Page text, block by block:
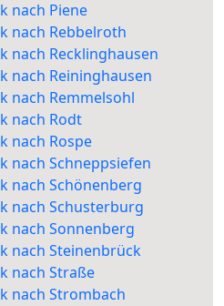
nach Piene
nach Rebbelroth
nach Recklinghausen
nach Reininghausen
nach Remmelsohl
nach Rodt
nach Rospe
nach Schneppsiefen
nach Schönenberg
nach Schusterburg
nach Sonnenberg
nach Steinenbrück
nach Straße
nach Strombach